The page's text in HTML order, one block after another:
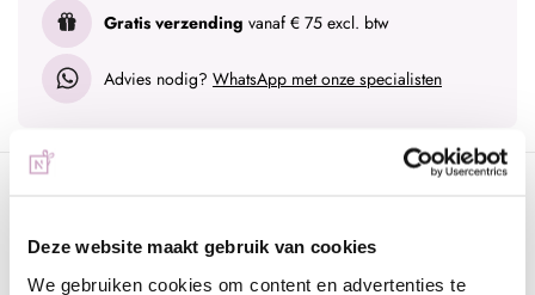
Deze website maakt gebruik van cookies
We gebruiken cookies om content en advertenties te
Gratis verzending vanaf € 75 excl. btw
Advies nodig? WhatsApp met onze specialisten
Crystal Collection CC30
Deze prachtige crystal pigmenten hebben een mega shine.